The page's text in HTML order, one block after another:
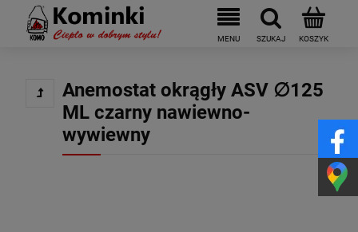
Anemostat okrągły ASV ∅125
ML czarny nawiewno-
wywiewny